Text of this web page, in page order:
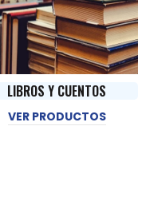
LIBROS Y CUENTOS
VER PRODUCTOS